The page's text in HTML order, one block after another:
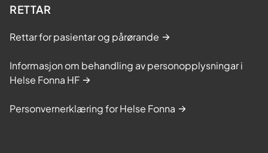
RETTAR
Rettar for pasientar og pårørande
Informasjon om behandling av personopplysningar i
Helse Fonna HF
Personvernerklæring for Helse Fonna